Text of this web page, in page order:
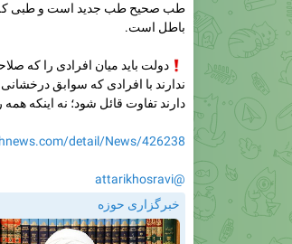
طب صحیح طب جدید است و طبی که
باطل است.
دولت باید میان افرادی را که
ندارند با افرادی که سوابق
دارند تفاوت قائل شود؛ نه اینکه
detail/News/426238
@attarikhosravi
خبرگزاری حوزه